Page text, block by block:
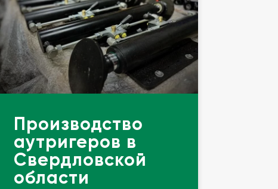
Производство
аутригеров в
Свердловской
области